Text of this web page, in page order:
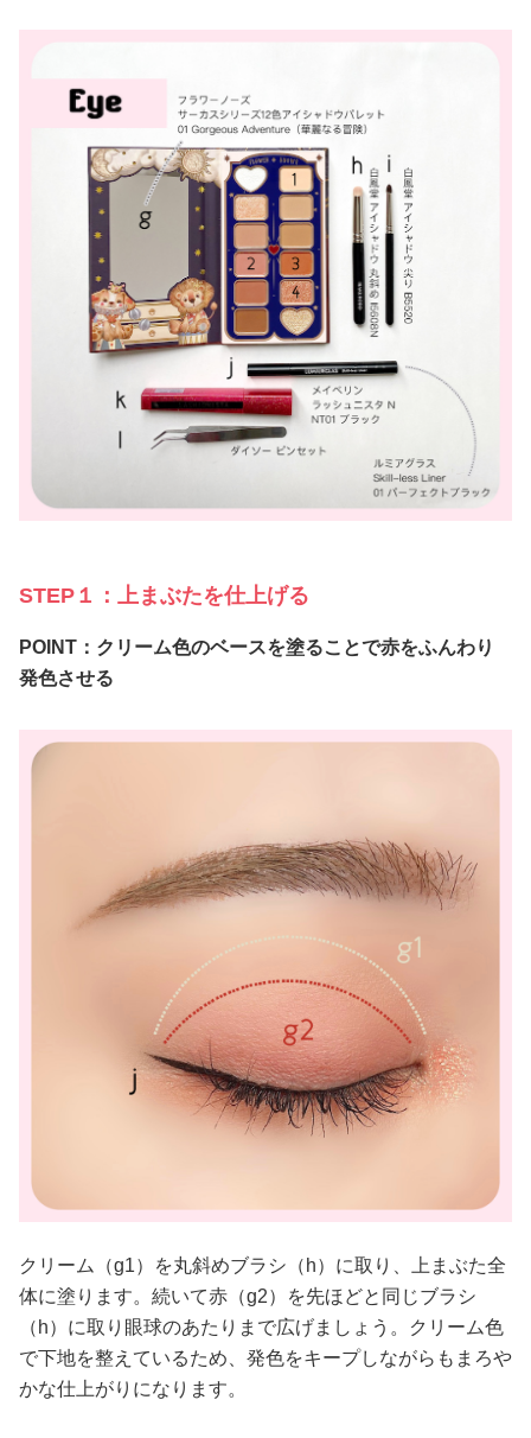
STEP１：上まぶたを仕上げる
POINT：クリーム色のベースを塗ることで赤をふんわり
発色させる
クリーム（g1）を丸斜めブラシ（h）に取り、上まぶた全
体に塗ります。続いて赤（g2）を先ほどと同じブラシ
（h）に取り眼球のあたりまで広げましょう。クリーム色
で下地を整えているため、発色をキープしながらもまろや
かな仕上がりになります。